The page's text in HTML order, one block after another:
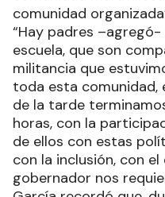
comunidad
“Hay padres
escuela, que son
militancia que
toda esta comunidad,
de la tarde
horas, con la
de ellos con estas
con la inclusión, con
gobernador nos